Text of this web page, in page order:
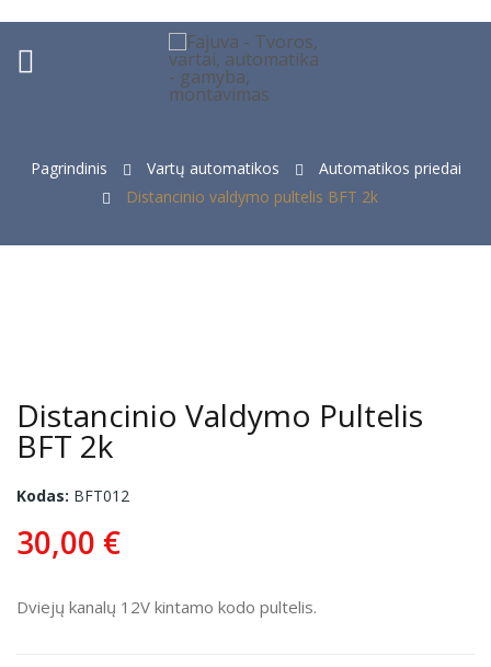
Pagrindinis Vartų automatikos
Automatikos priedai
Distancinio valdymo pultelis BFT 2k
Distancinio Valdymo Pultelis
BFT 2k
Kodas: BFT012
30,00 €
Dviejų kanalų 12V kintamo kodo pultelis.